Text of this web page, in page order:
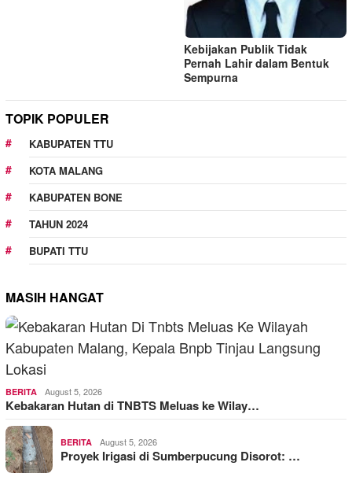
Kebijakan Publik Tidak
Pernah Lahir dalam Bentuk
Sempurna
TOPIK POPULER
KABUPATEN TTU
KOTA MALANG
KABUPATEN BONE
TAHUN 2024
BUPATI TTU
MASIH HANGAT
BERITA August 5, 2026
Kebakaran Hutan di TNBTS Meluas ke Wilay…
BERITA August 5, 2026
Proyek Irigasi di Sumberpucung Disorot: …